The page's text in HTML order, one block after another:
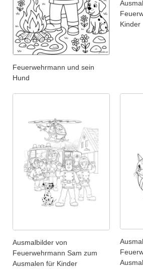
Feuerwehrmann und sein
Hund
Kinder
Ausmalbilder von
Feuerwehrmann Sam zum
Ausmalen für Kinder